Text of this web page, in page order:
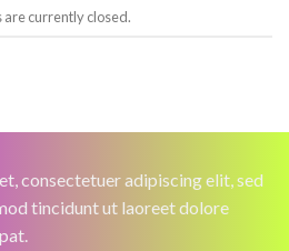
currently closed.
consectetuer adipiscing elit, sed
tincidunt ut laoreet dolore